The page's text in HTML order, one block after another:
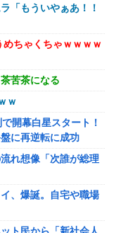
ことしたの
されないぞ スキャ
開キター！ウルザち
ィルもいるぞ！
ウメハラ選手が婚姻
【～交番女子の逆
ね、ふふっ♪」対魔
クライシス』
「もういやぁあ！！
めちゃくちゃｗｗｗｗ
苦茶になる
ｗ
開幕白星スタート！
に再逆転に成功
れ想像「次誰が総理
、爆誕。自宅や職場
ト民から「新社会人